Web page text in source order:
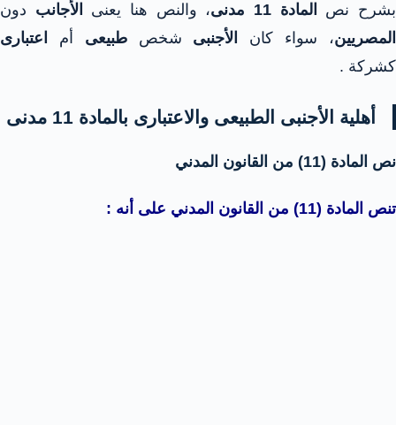
بشرح نص
المادة 11 مدنى ، والنص هنا يعنى الأجانب دون
المصريين، سواء كان الأجنبى شخصطبيعى أم
اعتبارى
كشركة .
أهلية الأجنبى الطبيعى والاعتبارى بالمادة 11 مدنى
نص المادة (11) من القانون المدني
تنص المادة (11) من القانون المدني على أنه :